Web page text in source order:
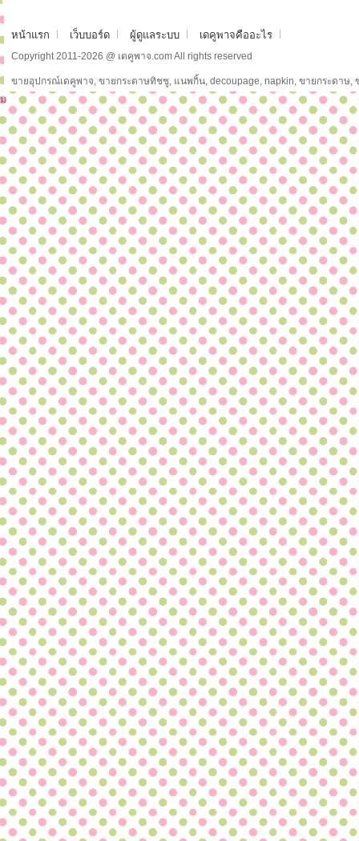
หน้าแรก เว็บบอร์ด ผู้ดูแลระบบ เดคูพาจคืออะไร
Copyright 2011-2026 @ เดคูพาจ.com All rights reserved
ขายอุปกรณ์เดคูพาจ, ขายกระดาษทิชชู, แนพกิ้น, decoupage, napkin, ขายกระดาษ
ม